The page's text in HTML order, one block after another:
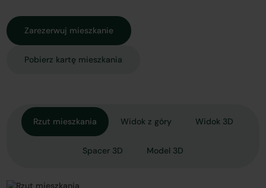
Rzut mieszkania Widok z góry Widok 3D
Spacer 3D Model 3D
Zarezerwuj mieszkanie
Pobierz kartę mieszkania